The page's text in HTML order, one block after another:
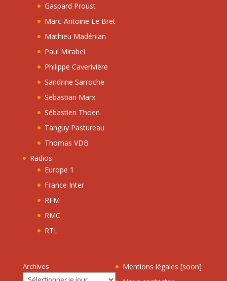
Gaspard Proust
Marc-Antoine Le Bret
Mathieu Madénian
Paul Mirabel
Philippe Caverivière
Sandrine Sarroche
Sebastian Marx
Sébastien Thoen
Tanguy Pastureau
Thomas VDB
Radios
Europe 1
France Inter
RFM
RMC
RTL
Archives
Mentions légales [soon]